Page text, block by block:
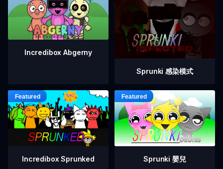
Incredibox Abgerny
Sprunki 感染模式
Incredibox Sprunked Sprunki 嬰兒